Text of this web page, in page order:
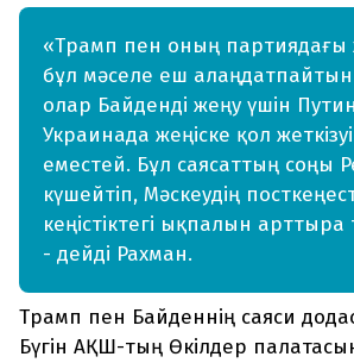
«Трамп пен оның партиядағы
бұл мәселе еш алаңдатпайтын
олар Байденді жеңу үшін
Украинада жеңіске қол
еместей. Бұл саясаттың соңы
күшейтіп, Мәскеудің
кеңістіктегі ықпалын арттыра
- дейді Рахман.
Трамп пен Байденнің саяси
Бүгін АҚШ-тың Өкілдер